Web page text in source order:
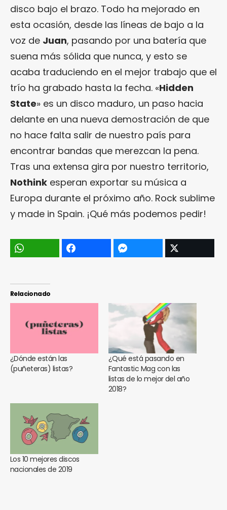
disco bajo el brazo. Todo ha mejorado en
esta ocasión, desde las líneas de bajo a la
voz de Juan, pasando por una batería que
suena más sólida que nunca, y esto se
acaba traduciendo en el mejor trabajo que el
trío ha grabado hasta la fecha. «Hidden
State» es un disco maduro, un paso hacia
delante en una nueva demostración de que
no hace falta salir de nuestro país para
encontrar bandas que merezcan la pena.
Tras una extensa gira por nuestro territorio,
Nothink esperan exportar su música a
Europa durante el próximo año. Rock sublime
y made in Spain. ¡Qué más podemos pedir!
Relacionado
¿Dónde están las
(puñeteras) listas?
¿Qué está pasando en
Fantastic Mag con las
listas de lo mejor del año
2018?
Los 10 mejores discos
nacionales de 2019